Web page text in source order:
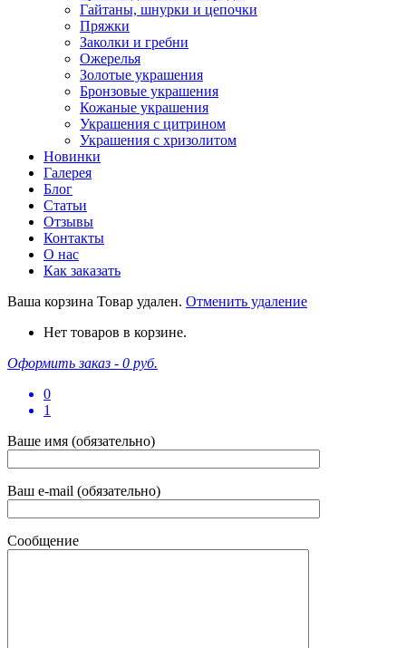
Гайтаны, шнурки и цепочки
Пряжки
Заколки и гребни
Ожерелья
Золотые украшения
Бронзовые украшения
Кожаные украшения
Украшения с цитрином
Украшения с хризолитом
Новинки
Галерея
Блог
Статьи
Отзывы
Контакты
О нас
Как заказать
Ваша корзина Товар удален. Отменить удаление
Нет товаров в корзине.
Оформить заказ - 0 руб.
0
1
Ваше имя (обязательно)
Ваш e-mail (обязательно)
Сообщение